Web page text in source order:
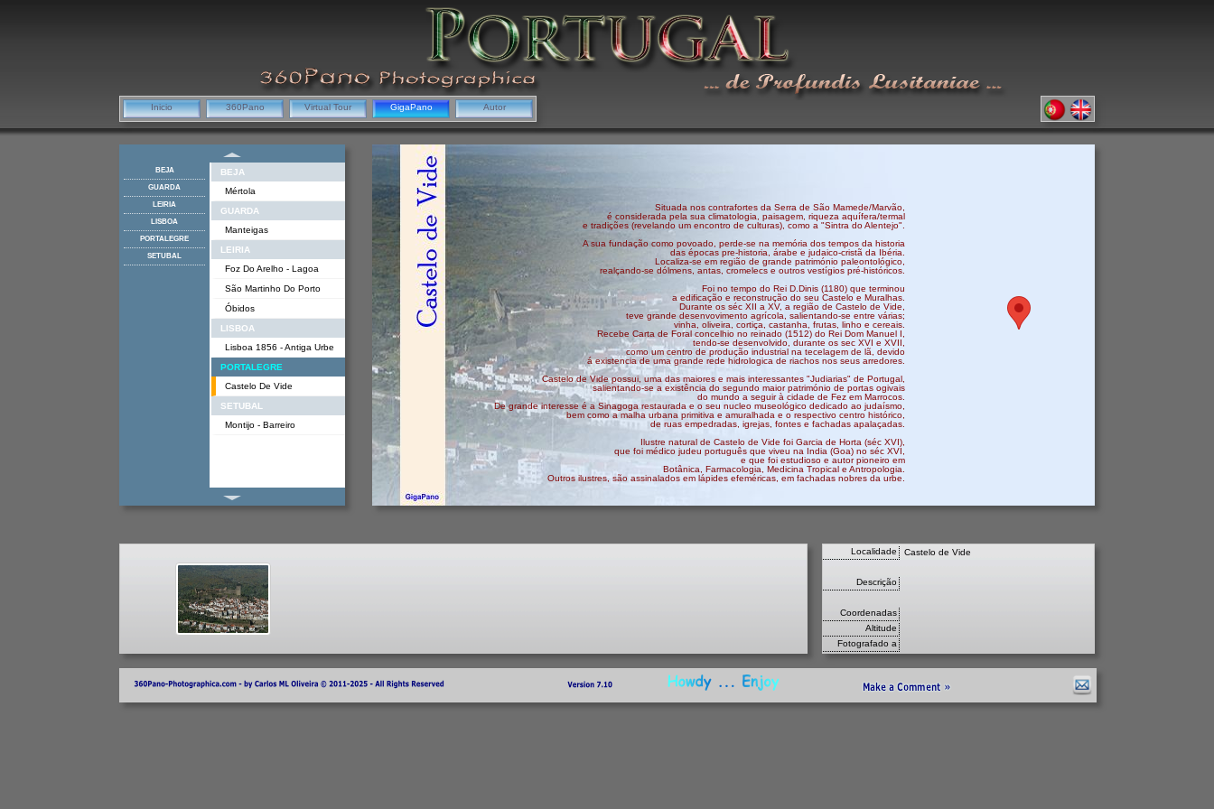
Inicio 360Pano Virtual Tour GigaPano Autor
BEJA
Mértola
GUARDA
Manteigas
LEIRIA
Foz Do Arelho - Lagoa
São Martinho Do Porto
Óbidos
LISBOA
Lisboa 1856 - Antiga Urbe
PORTALEGRE
Castelo De Vide
SETUBAL
Montijo - Barreiro
BEJA
GUARDA
LEIRIA
LISBOA
PORTALEGRE
SETUBAL
Situada nos contrafortes da Serra de São Mamede/Marvão,
é considerada pela sua climatologia, paisagem, riqueza aquífera/termal
e tradições (revelando um encontro de culturas), como a "Sintra do Alentejo".
A sua fundação como povoado, perde-se na memória dos tempos da historia
das épocas pre-historia, árabe e judaico-cristã da Ibéria.
Localiza-se em região de grande património paleontológico,
realçando-se dólmens, antas, cromelecs e outros vestígios pré-históricos.
Foi no tempo do Rei D.Dinis (1180) que terminou
a edificação e reconstrução do seu Castelo e Muralhas.
Durante os séc XII a XV, a região de Castelo de Vide,
teve grande desenvovimento agrícola, salientando-se entre várias;
vinha, oliveira, cortiça, castanha, frutas, linho e cereais.
Recebe Carta de Foral concelhio no reinado (1512) do Rei Dom Manuel I,
tendo-se desenvolvido, durante os sec XVI e XVII,
como um centro de produção industrial na tecelagem de lã, devido
á existencia de uma grande rede hidrologica de riachos nos seus arredores.
Castelo de Vide possui, uma das maiores e mais interessantes "Judiarias" de Portugal,
salientando-se a existência do segundo maior património de portas ogivais
do mundo a seguir à cidade de Fez em Marrocos.
De grande interesse é a Sinagoga restaurada e o seu nucleo museológico dedicado ao judaísmo,
bem como a malha urbana primitiva e amuralhada e o respectivo centro histórico,
de ruas empedradas, igrejas, fontes e fachadas apalaçadas.
Ilustre natural de Castelo de Vide foi Garcia de Horta (séc XVI),
que foi médico judeu português que viveu na India (Goa) no séc XVI,
e que foi estudioso e autor pioneiro em
Botânica, Farmacologia, Medicina Tropical e Antropologia.
Outros ilustres, são assinalados em lápides efeméricas, em fachadas nobres da urbe.
Localidade
Descrição
Coordenadas
Altitude
Fotografado a
Castelo de Vide